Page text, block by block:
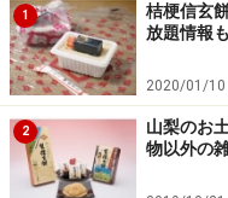
す。パッケージのデ
ようで、とにかくキュ
・桔梗屋「信玄桃」
価格：6個入り600円税
販売場所：桔梗屋各店
1
桔梗信玄
放題情報も
2020/01/10
2
山梨のお
物以外の